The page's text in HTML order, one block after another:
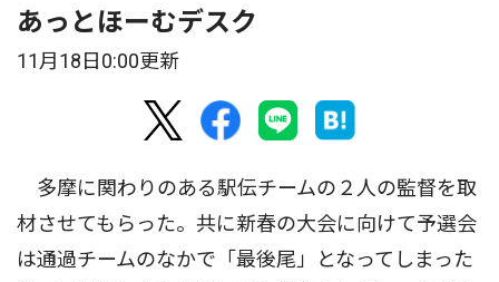
あっとほーむデスク
11月18日0:00更新
多摩に関わりのある駅伝チームの２人の監督を取
材させてもらった。共に新春の大会に向けて予選会
は通過チームのなかで「最後尾」となってしまった